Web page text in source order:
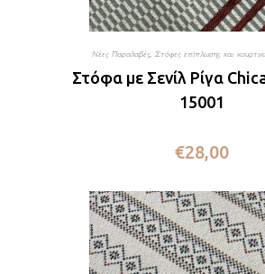
Νέες Παραλαβές, Στόφες επίπλωσης και
Στόφα με Σενίλ Ρίγα
15001
€28,00